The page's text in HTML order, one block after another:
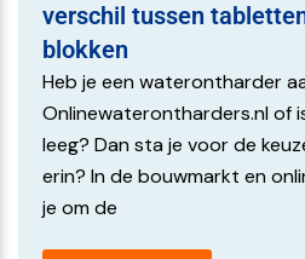
verschil tussen
blokken
Heb je een waterontharder
Onlinewaterontharders.nl of
leeg? Dan sta je voor de
erin? In de bouwmarkt en
je om de